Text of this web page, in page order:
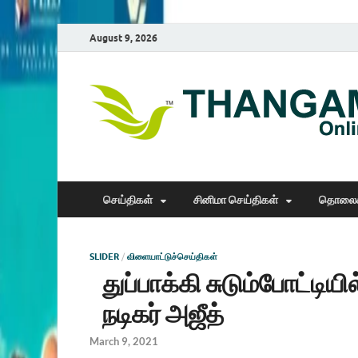
August 9, 2026
செய்திகள் சினிமா செய்திகள்
SLIDER / விளையாட்டுச்செய்திகள்
துப்பாக்கி
நடிகர் அஜீத்
March 9, 2021